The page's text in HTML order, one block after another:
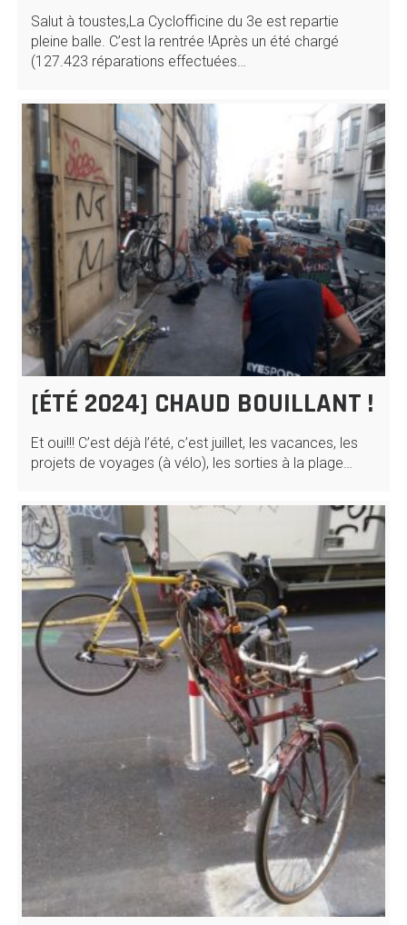
Salut à toustes,La Cyclofficine du 3e est repartie
pleine balle. C’est la rentrée !Après un été chargé
(127.423 réparations effectuées…
[ÉTÉ 2024] CHAUD BOUILLANT !
Et oui!!! C’est déjà l’été, c’est juillet, les vacances, les
projets de voyages (à vélo), les sorties à la plage…